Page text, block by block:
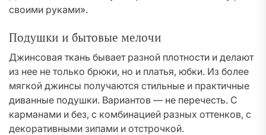
своими руками».
Подушки и бытовые мелочи
Джинсовая ткань бывает разной плотности и делают
из нее не только брюки, но и платья, юбки. Из более
мягкой джинсы получаются стильные и практичные
диванные подушки. Вариантов — не перечесть. С
карманами и без, с комбинацией разных оттенков, с
декоративными зипами и отстрочкой.